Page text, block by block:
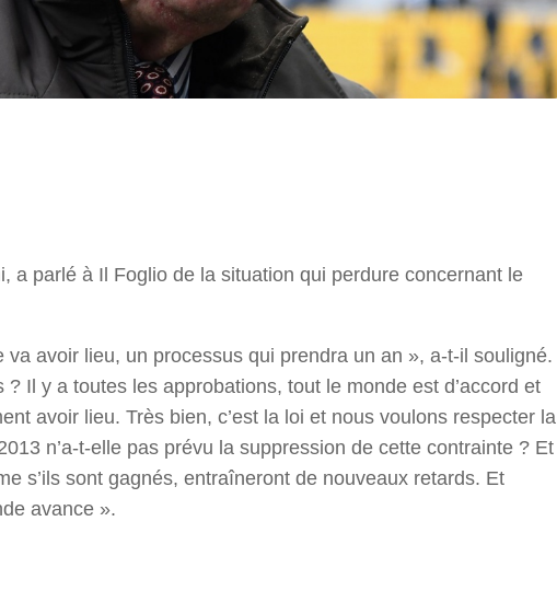
a parlé à Il Foglio de la situation qui perdure concernant le
avoir lieu, un processus qui prendra un an », a-t-il souligné.
Il y a toutes les approbations, tout le monde est d’accord et
avoir lieu. Très bien, c’est la loi et nous voulons respecter la
n’a-t-elle pas prévu la suppression de cette contrainte ? Et
s’ils sont gagnés, entraîneront de nouveaux retards. Et
avance ».